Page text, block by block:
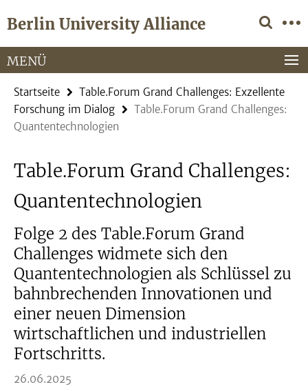
direkt
Inhalt
Berlin University Alliance
Service-
Navigation
MENÜ
Startseite
Table.Forum Grand Challenges: Exzellente
Forschung im Dialog
Table.Forum Grand Challenges:
Quantentechnologien
Table.Forum Grand Challenges:
Quantentechnologien
Folge 2 des Table.Forum Grand
Challenges widmete sich den
Quantentechnologien als Schlüssel zu
bahnbrechenden Innovationen und
einer neuen Dimension
wirtschaftlichen und industriellen
Fortschritts.
26.06.2025